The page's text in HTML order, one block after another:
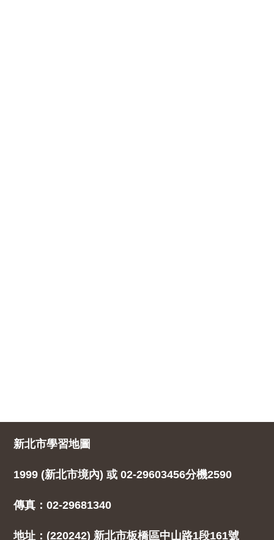
新北市學習地圖
1999 (新北市境內) 或 02-29603456分機2590
傳真：02-29681340
地址：(220242) 新北市板橋區中山路1段161號